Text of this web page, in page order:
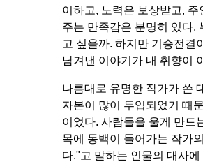
이하고, 노력은 보상받고,
주는 만족감은 분명히 있다.
고 싶을까. 하지만 기승전결
남겨낸 이야기가 내 취향이
나름대로 유명한 작가가 쓴
자본이 많이 투입되었기 때
이었다. 사람들을 울게 만드
목에 동백이 들어가는 작가
다."고 말하는 인물의 대사